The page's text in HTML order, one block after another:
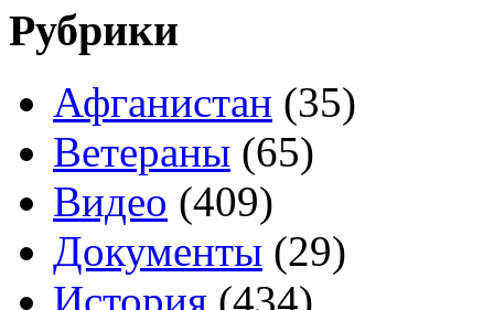
Рубрики
Афганистан (35)
Ветераны (65)
Видео (409)
Документы (29)